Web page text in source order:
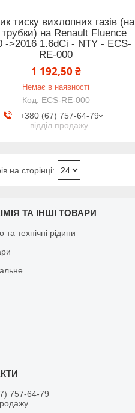
тиску вихлопних газів (на
трубки) на Renault Fluence
->2016 1.6dCi - NTY - ECS-
RE-000
1 192,50 ₴
Немає в наявності
ECS-RE-000
+380 (67) 757-64-79
відділ продажу
ТА ІНШІ ТОВАРИ
та технічні рідини
757-64-79